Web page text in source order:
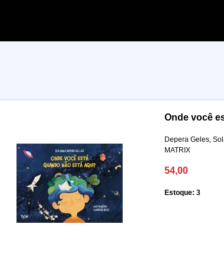
Onde você
Depera Geles,
MATRIX
54,00
Estoque: 3